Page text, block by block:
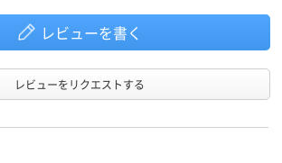
レビューを書く
レビューをリクエストする